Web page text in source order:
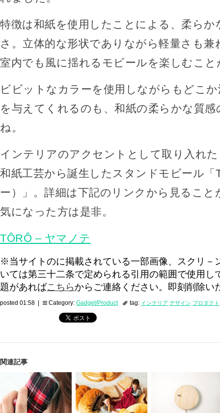
特徴は和紙を使用したことによる、柔らか
さ。立体的な形状でありながら軽量さも兼
室内でも風に揺れるモビールを楽しむこ
ビビットなカラーを使用しながらもどこ
を与えてくれるのも、和紙の柔らかな質
ね。
インテリアのアクセントとして取り入れ
和紙工芸から誕生したスタンドモビール「
ー）」。詳細は下記のリンクから見るこ
気になった方は是非。
TÔRÔ – ヤマノテ
※当サイトのに掲載されている一部画像、スクリ－
いては第三十二条で定められる引用の範囲で使用し
題があればこちらからご連絡ください。即刻削除い
posted 01:58 | Category: Gadget/Product tag: インテリア デザイン プロダクト
関連記事